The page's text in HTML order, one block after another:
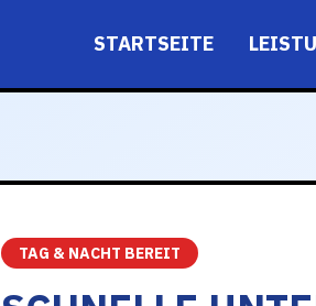
STARTSEITE
TAG & NACHT BEREIT